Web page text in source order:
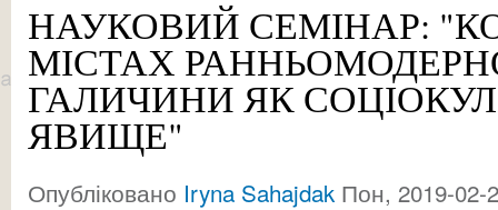
НАУКОВИЙ СЕМІНАР:
МІСТАХ
ГАЛИЧИНИ ЯК
ЯВИЩЕ"
Опубліковано Iryna Sahajdak Пон, 2019-02-